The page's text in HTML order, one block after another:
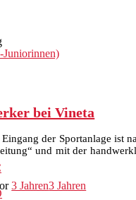
Juniorinnen)
bei Vineta
der Sportanlage ist
und mit der
3 Jahren3 Jahren